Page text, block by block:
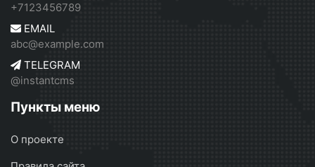
+7123456789
EMAIL
abc@example.com
TELEGRAM
@instantcms
Пункты меню
О проекте